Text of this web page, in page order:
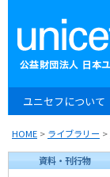
ユニセフについて
HOME > ライブラリー >
資料・刊行物